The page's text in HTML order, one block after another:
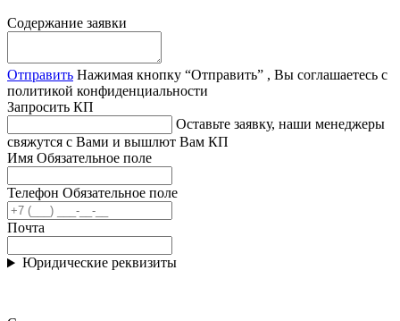
Содержание заявки
Отправить Нажимая кнопку “Отправить” , Вы соглашаетесь с
политикой конфиденциальности
Запросить КП
Оставьте заявку, наши менеджеры
свяжутся с Вами и вышлют Вам КП
Имя Обязательное поле
Телефон Обязательное поле
Почта
Юридические реквизиты